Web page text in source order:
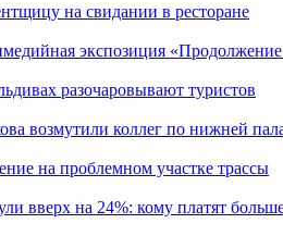
на свидании в ресторане
экспозиция «Продолжение
разочаровывают туристов
возмутили коллег по нижней
на проблемном участке трассы
вверх на 24%: кому платят